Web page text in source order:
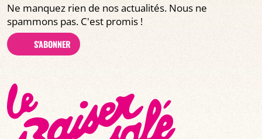
Ne manquez rien de nos actualités. Nous ne
spammons pas. C'est promis !
S'ABONNER